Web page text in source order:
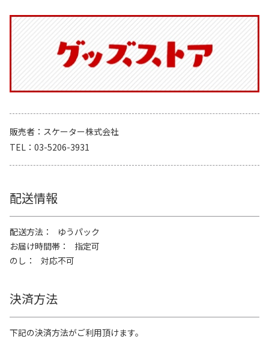
販売者
スケーター株式会社
TEL
03-5206-3931
配送情報
配送方法
ゆうパック
お届け時間帯
指定可
のし
対応不可
決済方法
下記の決済方法がご利用頂けます。